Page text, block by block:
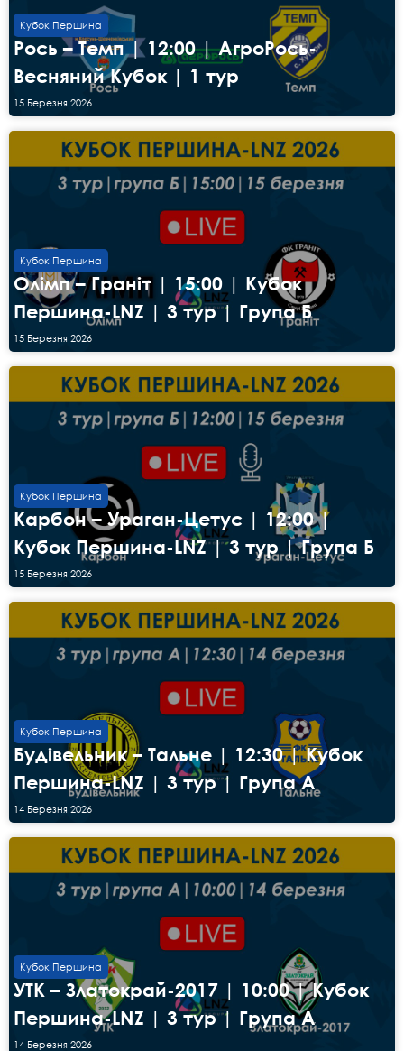
Кубок Першина
Рось – Темп | 12:00 | АгроРось-
Весняний Кубок | 1 тур
15 Березня 2026
Кубок Першина
Олімп – Граніт | 15:00 | Кубок
Першина-LNZ | 3 тур | Група Б
15 Березня 2026
Кубок Першина
Карбон – Ураган-Цетус | 12:00 |
Кубок Першина-LNZ | 3 тур | Група Б
15 Березня 2026
Кубок Першина
Будівельник – Тальне | 12:30 | Кубок
Першина-LNZ | 3 тур | Група А
14 Березня 2026
Кубок Першина
УТК – Златокрай-2017 | 10:00 | Кубок
Першина-LNZ | 3 тур | Група А
14 Березня 2026